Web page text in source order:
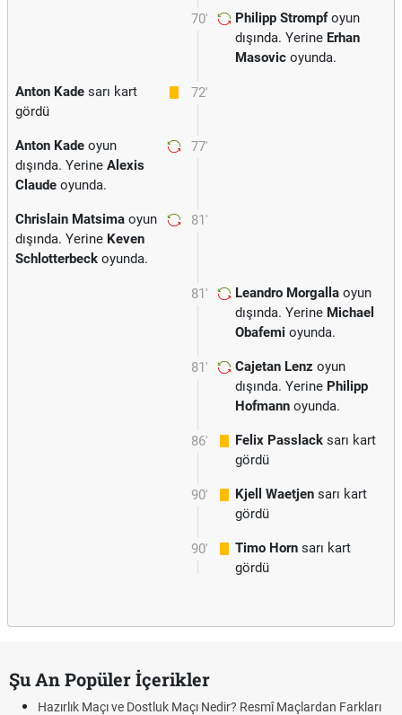
70' Philipp Strompfoyun
dışında. Yerine Erhan
Masovic oyunda.
72'
Anton Kade sarı kart
gördü
77'
Anton Kade oyun
dışında. Yerine Alexis
Claude oyunda.
81'
Chrislain Matsima oyun
dışında. Yerine Keven
Schlotterbeck oyunda.
81' Leandro Morgalla oyun
dışında. Yerine Michael
Obafemi oyunda.
81' Cajetan Lenz oyun
dışında. Yerine Philipp
Hofmann oyunda.
86' Felix Passlack sarı kart
gördü
90' Kjell Waetjen sarı kart
gördü
90' Timo Horn sarı kart
gördü
Şu An Popüler İçerikler
Hazırlık Maçı ve Dostluk Maçı Nedir? Resmî Maçlardan Farkları